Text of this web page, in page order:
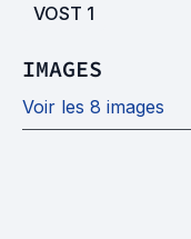
VOST 1
IMAGES
Voir les 8 images